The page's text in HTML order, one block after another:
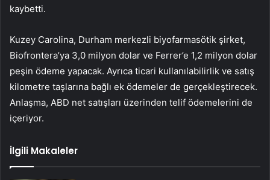
kaybetti.
Kuzey Carolina, Durham merkezli biyofarmasötik şirket,
Biofrontera’ya 3,0 milyon dolar ve Ferrer’e 1,2 milyon dolar
peşin ödeme yapacak. Ayrıca ticari kullanılabilirlik ve satış
kilometre taşlarına bağlı ek ödemeler de gerçekleştirecek.
Anlaşma, ABD net satışları üzerinden telif ödemelerini de
içeriyor.
İlgili Makaleler